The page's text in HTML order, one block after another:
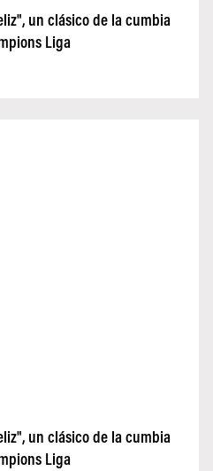
un clásico de la cumbia
Liga
un clásico de la cumbia
Liga